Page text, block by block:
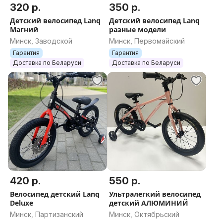
320 р.
Детский велосипед Lanq
Магний
Минск, Заводской
Гарантия
Доставка по Беларуси
350 р.
Детский велосипед Lanq
разные модели
Минск, Первомайский
Гарантия
Доставка по Беларуси
420 р.
Велосипед детский Lanq
Deluxe
Минск, Партизанский
550 р.
Ультралегкий велосипед
детский АЛЮМИНИЙ
Минск, Октябрьский